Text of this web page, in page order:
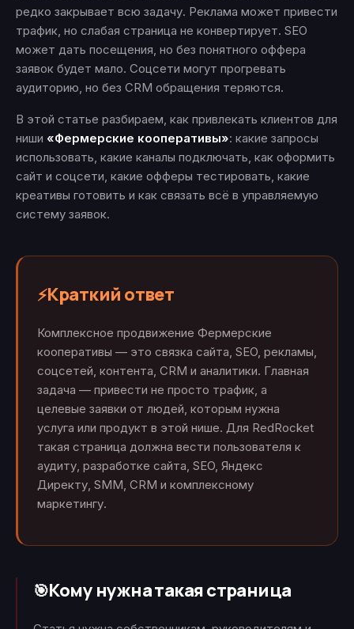
редко закрывает всю задачу. Реклама может привести
трафик, но слабая страница не конвертирует. SEO
может дать посещения, но без понятного оффера
заявок будет мало. Соцсети могут прогревать
аудиторию, но без CRM обращения теряются.
В этой статье разбираем, как привлекать клиентов для
ниши «Фермерские кооперативы»: какие запросы
использовать, какие каналы подключать, как оформить
сайт и соцсети, какие офферы тестировать, какие
креативы готовить и как связать всё в управляемую
систему заявок.
⚡Краткий ответ
Комплексное продвижение Фермерские
кооперативы — это связка сайта, SEO, рекламы,
соцсетей, контента, CRM и аналитики. Главная
задача — привести не просто трафик, а
целевые заявки от людей, которым нужна
услуга или продукт в этой нише. Для RedRocket
такая страница должна вести пользователя к
аудиту, разработке сайта, SEO, Яндекс
Директу, SMM, CRM и комплексному
маркетингу.
🎯Кому нужна такая страница